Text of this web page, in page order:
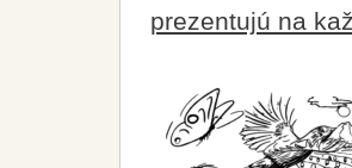
prezentujú na